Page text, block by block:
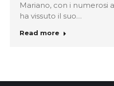
Mariano, con i numerosi
ha vissuto il suo…
Read more